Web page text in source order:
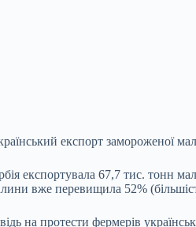
експорт замороженої
експортувала 67,7 тис. тонн
вже перевищила 52%
на протести фермерів